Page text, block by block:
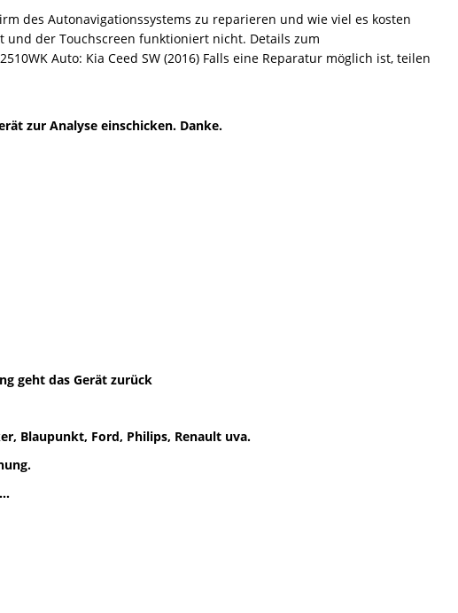
des Autonavigationssystems zu reparieren und wie viel es kosten
der Touchscreen funktioniert nicht. Details zum
Auto: Kia Ceed SW (2016) Falls eine Reparatur möglich ist, teilen
zur Analyse einschicken. Danke.
geht das Gerät zurück
Blaupunkt, Ford, Philips, Renault uva.